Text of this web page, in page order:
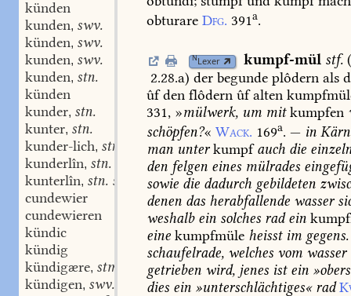
künden
kunden, swv.
künden, swv.
kunden, swv.
kunden, stn.
künden
kunder, stn.
kunter, stn.
kunder-lich, stn.
kunderlîn, stn. stf.
kunterlîn, stn. stf.
cundewier
cundewieren
kündic
kündig
kündigære, stm.
kündigen, swv.
obturare Dfg. 391a.
NLexer kumpf-mül stf.
2.28.a) der begunde plôdern als
ûfden flôdern ûfalten
331, »mülwerk, um mitkumpfen
schöpfen?« Wack. 169a. — in
man unterkumpf auch die
den felgen eines mülrades
sowie die dadurch gebildeten
denen das herabfallende wasser
weshalbein solches radein
eine kumpfmüle heisstim gegens.
schaufelrade, welches vom wasser
getrieben wird, jenes istein
dies ein »unterschlächtiges«rad